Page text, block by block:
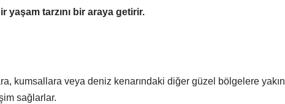
tarzını bir araya getirir.
kumsallara veya deniz kenarındaki diğer güzel bölgelere yakın
sağlarlar.